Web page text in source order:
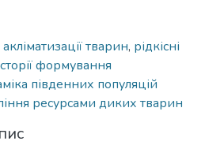
акліматизації тварин, рідкісні
формування
південних популяцій
ресурсами диких тварин